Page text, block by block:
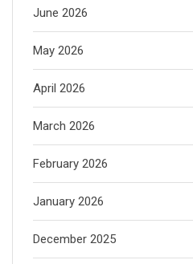
June 2026
May 2026
April 2026
March 2026
February 2026
January 2026
December 2025